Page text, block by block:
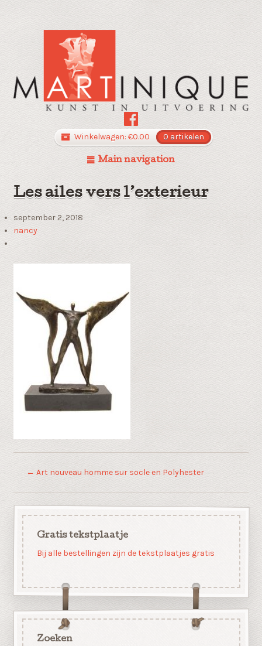
Winkelwagen: €0.00 0 artikelen
Main navigation
Les ailes vers l’exterieur
september 2, 2018
nancy
← Art nouveau homme sur socle en Polyhester
Gratis tekstplaatje
Bij alle bestellingen zijn de tekstplaatjes gratis
Zoeken